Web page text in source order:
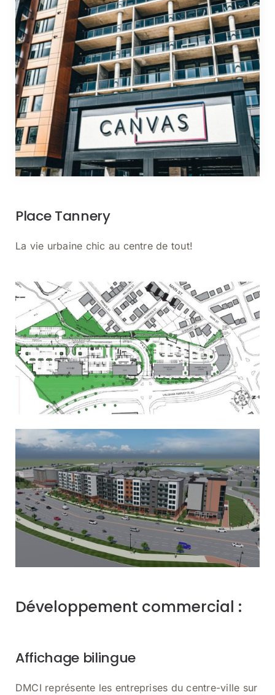
Place Tannery
La vie urbaine chic au centre de tout!
Développement commercial :
Affichage bilingue
DMCI représente les entreprises du centre-ville sur